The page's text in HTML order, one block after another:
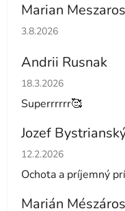
Marian Meszaros
Hodnotenie obchodu
3.8.2026
Andrii Rusnak
Hodnotenie obchodu
18.3.2026
Superrrrrr🥰
Jozef
Hodnotenie obchodu
12.2.2026
Ochota a príjemný
Marián Mészáros